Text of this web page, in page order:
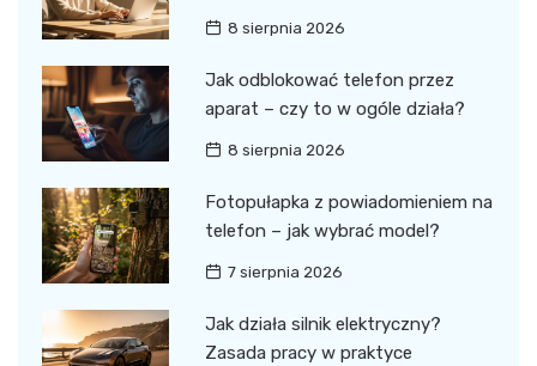
8 sierpnia 2026
Jak odblokować telefon przez
aparat – czy to w ogóle działa?
8 sierpnia 2026
Fotopułapka z powiadomieniem na
telefon – jak wybrać model?
7 sierpnia 2026
Jak działa silnik elektryczny?
Zasada pracy w praktyce